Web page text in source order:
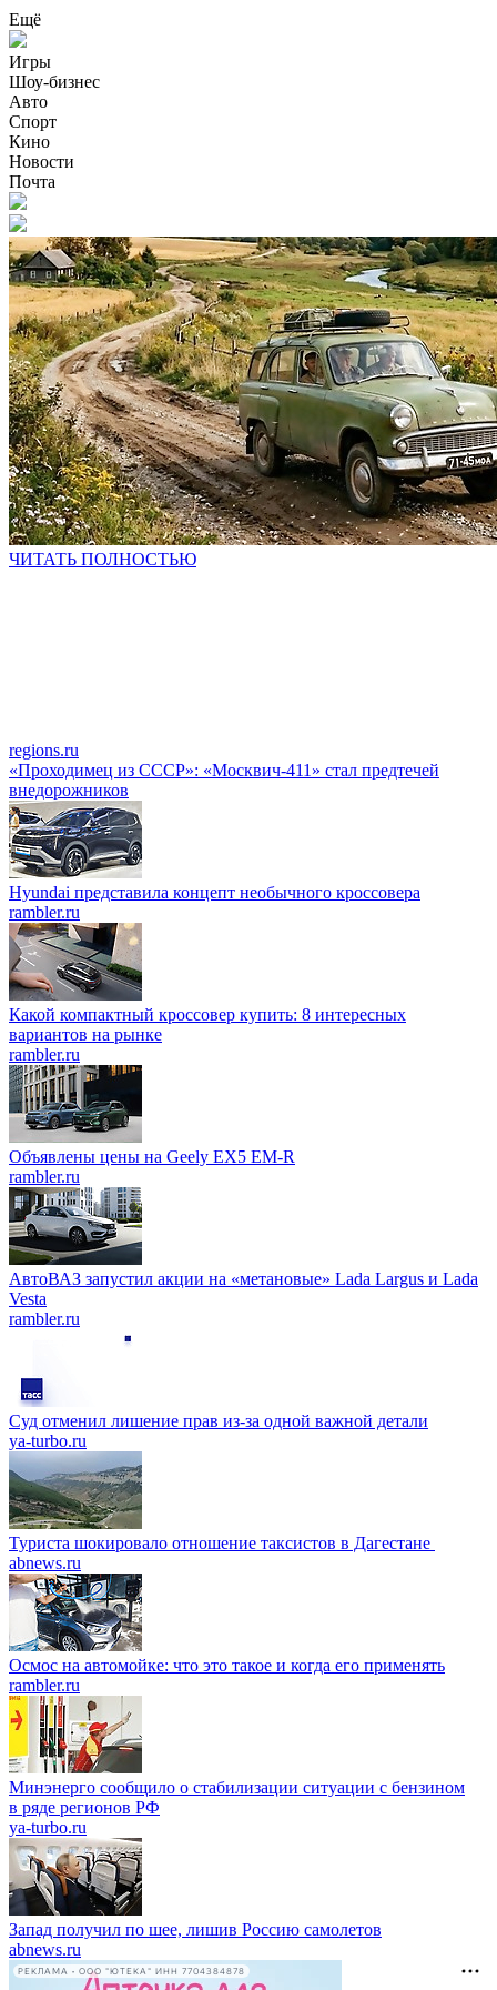
Ещё
Игры
Шоу-бизнес
Авто
Спорт
Кино
Новости
Почта
ЧИТАТЬ ПОЛНОСТЬЮ
regions.ru
«Проходимец из СССР»: «Москвич-411» стал предтечей
внедорожников
Hyundai представила концепт необычного кроссовера
rambler.ru
Какой компактный кроссовер купить: 8 интересных
вариантов на рынке
rambler.ru
Объявлены цены на Geely EX5 EM-R
rambler.ru
АвтоВАЗ запустил акции на «метановые» Lada Largus и Lada
Vesta
rambler.ru
Суд отменил лишение прав из-за одной важной детали
ya-turbo.ru
Туриста шокировало отношение таксистов в Дагестане
abnews.ru
Осмос на автомойке: что это такое и когда его применять
rambler.ru
Минэнерго сообщило о стабилизации ситуации с бензином
в ряде регионов РФ
ya-turbo.ru
Запад получил по шее, лишив Россию самолетов
abnews.ru
РЕКЛАМА • ООО "ЮТЕКА" ИНН 7704384878